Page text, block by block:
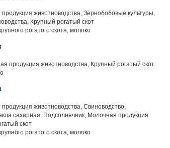
животноводства, Зернобобовые культуры,
Крупный рогатый скот
рогатого скота, молоко
продукция животноводства, Крупный рогатый скот
животноводства, Свиноводство,
сахарная, Подсолнечник, Молочная продукция
скот
рогатого скота, молоко